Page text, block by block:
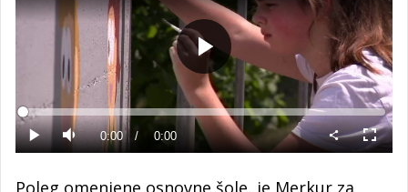
Predvajaj
Predvajaj
Tiho Current
0:00 / Duration
0:00
Loaded:
0%
način
Poleg omenjene osnovne šole, je Merkur za